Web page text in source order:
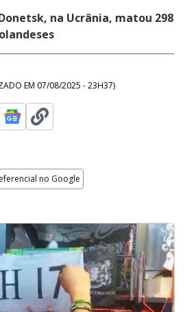
na Ucrânia, matou 298
EM 07/08/2025 - 23H37)
no Google